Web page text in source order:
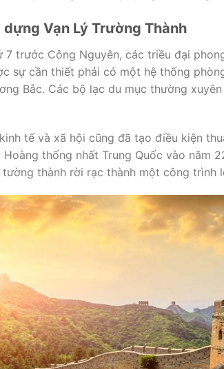
Vạn Lý Trường Thành
7 trước Công Nguyên, các triều đại
sự cần thiết phải có một hệ thống
Bắc. Các bộ lạc du mục thường
tế và xã hội cũng đã tạo điều kiện
Hoàng thống nhất Trung Quốc vào năm
thành rời rạc thành một công trình